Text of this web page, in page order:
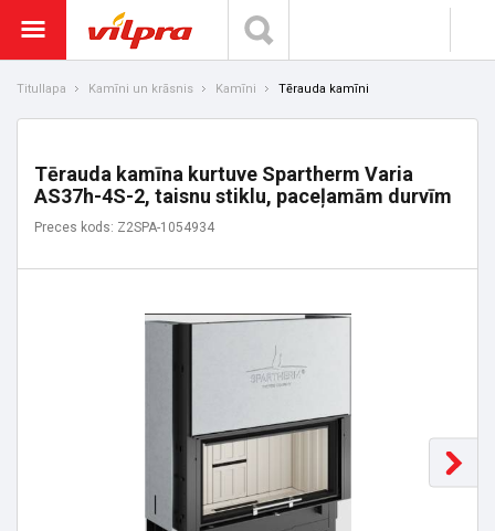
Titullapa Kamīni un krāsnis Kamīni Tērauda kamīni
Tērauda kamīna kurtuve Spartherm Varia
AS37h-4S-2, taisnu stiklu, paceļamām durvīm
Preces kods: Z2SPA-1054934